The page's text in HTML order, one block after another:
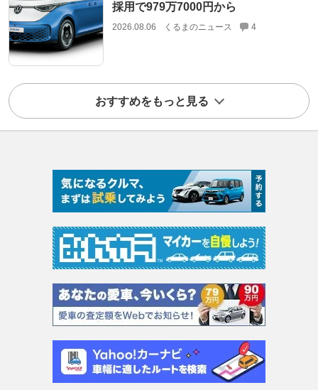
採用で979万7000円から
2026.08.06 くるまのニュース 4
おすすめをもっと見る